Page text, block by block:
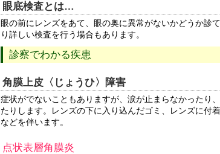
眼底検査とは…
眼の前にレンズをあて、眼の奥に異常がないかどうか診
り詳しい検査を行う場合もあります。
診察でわかる疾患
角膜上皮〈じょうひ〉障害
症状がでないこともありますが、涙が止まらなかったり
たりします。レンズの下に入り込んだゴミ、レンズに付
などを伴います。
点状表層角膜炎